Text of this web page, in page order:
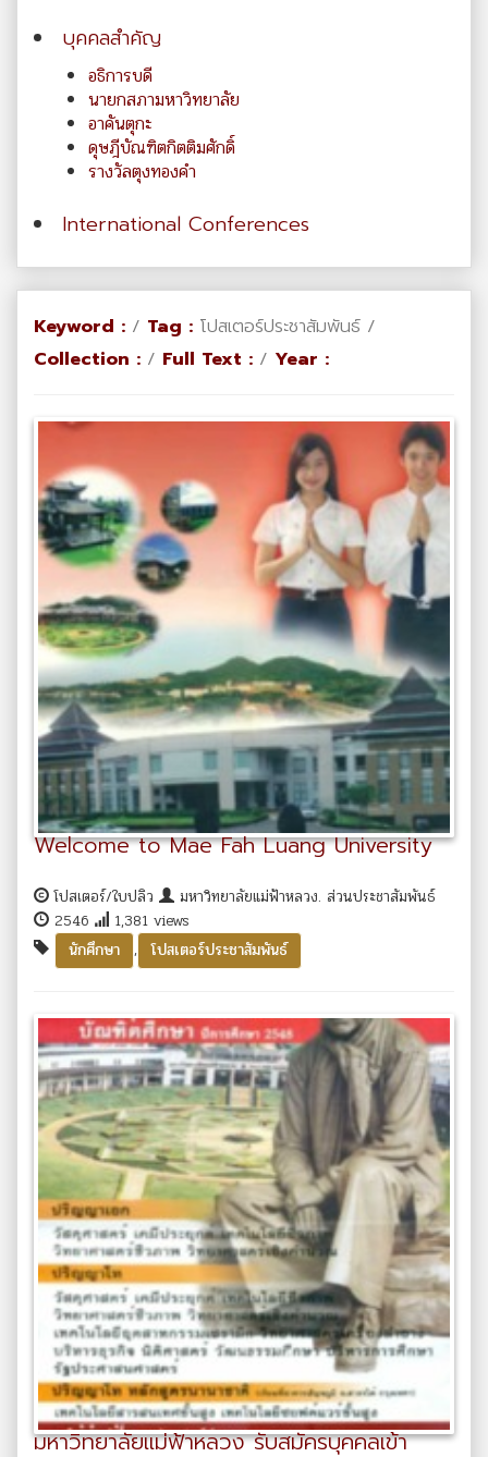
บุคคลสำคัญ
อธิการบดี
นายกสภามหาวิทยาลัย
อาคันตุกะ
ดุษฎีบัณฑิตกิตติมศักดิ์
รางวัลตุงทองคำ
International Conferences
Keyword : / Tag : โปสเตอร์ประชาสัมพันธ์ /
Collection : / Full Text : / Year :
Welcome to Mae Fah Luang University
โปสเตอร์/ใบปลิว
มหาวิทยาลัยแม่ฟ้าหลวง. ส่วนประชาสัมพันธ์
2546
1,381 views
นักศึกษา
, โปสเตอร์ประชาสัมพันธ์
มหาวิทยาลัยแม่ฟ้าหลวง รับสมัครบุคคลเข้า